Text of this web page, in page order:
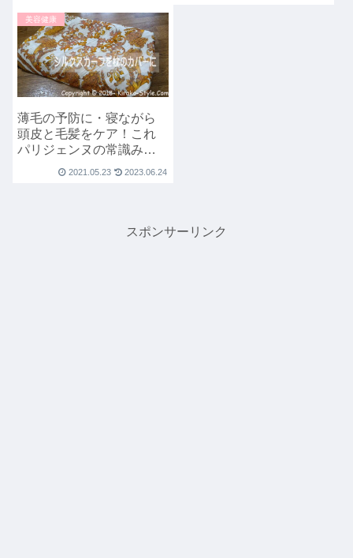
美容健康
薄毛の予防に・寝ながら
頭皮と毛髪をケア！これ
パリジェンヌの常識みた
2021.05.23 2023.06.24
スポンサーリンク